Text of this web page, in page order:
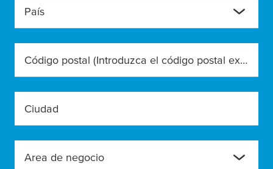
País
Código postal (Introduzca el código postal exacto)
Ciudad
Area de negocio